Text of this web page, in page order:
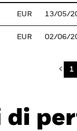
EUR 13/05/
EUR 02/06/
1
di